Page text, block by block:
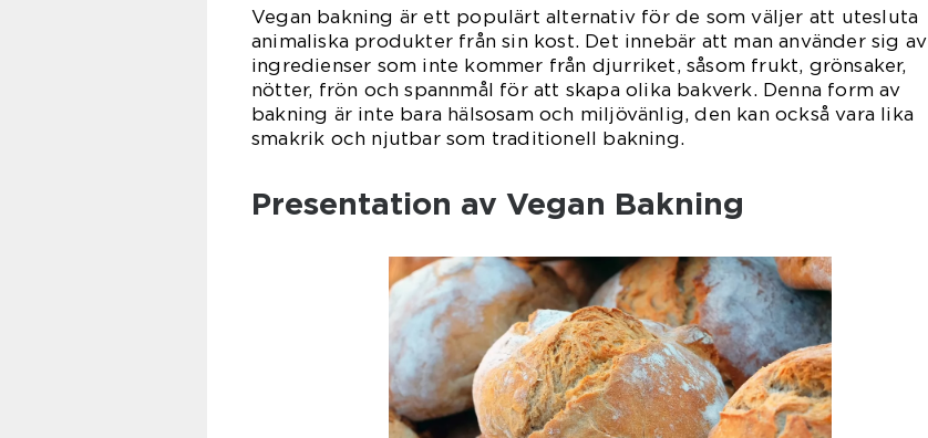
Vegan bakning är ett populärt alternativ för de som väljer att utesluta
animaliska produkter från sin kost. Det innebär att man använder sig av
ingredienser som inte kommer från djurriket, såsom frukt, grönsaker,
nötter, frön och spannmål för att skapa olika bakverk. Denna form av
bakning är inte bara hälsosam och miljövänlig, den kan också vara lika
smakrik och njutbar som traditionell bakning.
Presentation av Vegan Bakning